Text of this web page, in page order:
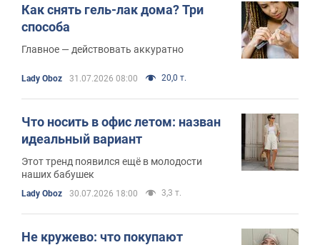
Как снять гель-лак дома? Три
способа
Главное — действовать аккуратно
Lady Oboz 31.07.2026 08:00 20,0 т.
Что носить в офис летом: назван
идеальный вариант
Этот тренд появился ещё в молодости
наших бабушек
Lady Oboz 30.07.2026 18:00 3,3 т.
Не кружево: что покупают